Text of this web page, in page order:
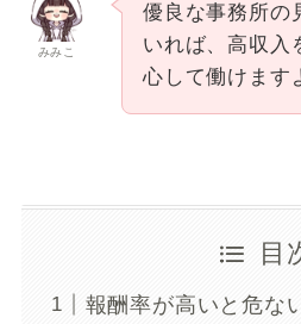
みみこ
優良な事務所の
いれば、高収入
心して働けます
目
報酬率が高いと危な